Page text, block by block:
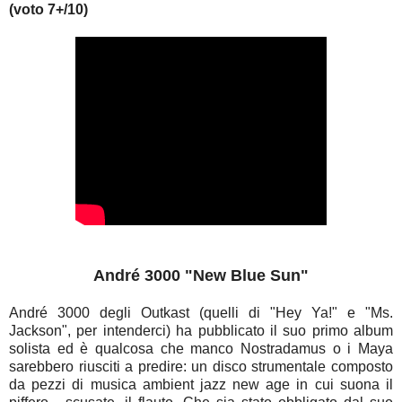
(voto 7+/10)
André 3000 "New Blue Sun"
André 3000 degli Outkast (quelli di "Hey Ya!" e "Ms.
Jackson", per intenderci) ha pubblicato il suo primo album
solista ed è qualcosa che manco Nostradamus o i Maya
sarebbero riusciti a predire: un disco strumentale composto
da pezzi di musica ambient jazz new age in cui suona il